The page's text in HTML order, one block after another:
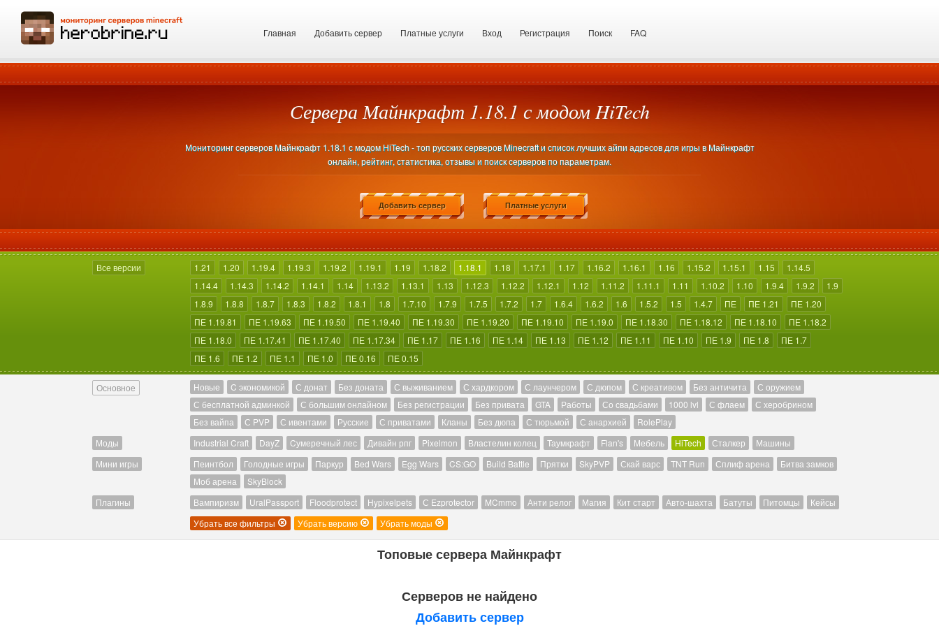
Главная Добавить сервер Платные услуги Вход Регистрация Поиск FAQ
Сервера Майнкрафт 1.18.1 с модом HiTech
Мониторинг серверов Майнкрафт 1.18.1 с модом HiTech - топ русских серверов Minecraft и список лучших айпи адресов для игры в Майнкрафт
онлайн, рейтинг, статистика, отзывы и поиск серверов по параметрам.
Добавить сервер Платные услуги
Все версии 1.21 1.20 1.19.4 1.19.3 1.19.2 1.19.1 1.19 1.18.2 1.18.1 1.18 1.17.1 1.17 1.16.2 1.16.1 1.16 1.15.2 1.15.1 1.15
1.14.5
1.14.4
1.14.3 1.14.2 1.14.1 1.14 1.13.2 1.13.1 1.13 1.12.3 1.12.2 1.12.1 1.12 1.11.2 1.11.1 1.11 1.10.2 1.10 1.9.4 1.9.2
1.9
1.8.9
1.8.8 1.8.7 1.8.3 1.8.2 1.8.1 1.8 1.7.10 1.7.9 1.7.5 1.7.2 1.7 1.6.4 1.6.2 1.6 1.5.2 1.5 1.4.7 ПЕ ПЕ 1.21
ПЕ 1.20
ПЕ 1.19.81
ПЕ 1.19.63 ПЕ 1.19.50 ПЕ 1.19.40 ПЕ 1.19.30 ПЕ 1.19.20 ПЕ 1.19.10 ПЕ 1.19.0 ПЕ 1.18.30 ПЕ 1.18.12 ПЕ 1.18.10
ПЕ 1.18.2
ПЕ 1.18.0
ПЕ 1.17.41 ПЕ 1.17.40 ПЕ 1.17.34 ПЕ 1.17 ПЕ 1.16 ПЕ 1.14 ПЕ 1.13 ПЕ 1.12 ПЕ 1.11 ПЕ 1.10 ПЕ 1.9 ПЕ 1.8
ПЕ 1.7
ПЕ 1.6
ПЕ 1.2 ПЕ 1.1 ПЕ 1.0 ПЕ 0.16 ПЕ 0.15
Основное Новые C экономикой С донат Без доната С выживанием С хардкором С лаунчером С дюпом С креативом Без античита
С оружием
С бесплатной админкой
С большим онлайном Без регистрации Без привата GTA Работы Со свадьбами 1000 lvl С флаем
С херобрином
Без вайпа
С PVP С ивентами Русские С приватами Кланы Без дюпа С тюрьмой С анархией
RolePlay
Моды
Industrial Craft DayZ Cумеречный лес Дивайн рпг Pixelmon Властелин колец Таумкрафт Flan's Мебель HiTech Сталкер
Машины
Мини игры
Пеинтбол Голодные игры Паркур Bed Wars Egg Wars CS:GO Build Battle Прятки SkyPVP Скай варс TNT Run Сплиф арена
Битва замков
Моб арена
SkyBlock
Плагины
Вампиризм UralPassport Floodprotect Hypixelpets С Ezprotector MCmmo Анти релог Магия Кит старт Авто-шахта Батуты Питомцы
Кейсы
Убрать все фильтры
Убрать версию Убрать моды
Топовые сервера Майнкрафт
Серверов не найдено
Добавить сервер